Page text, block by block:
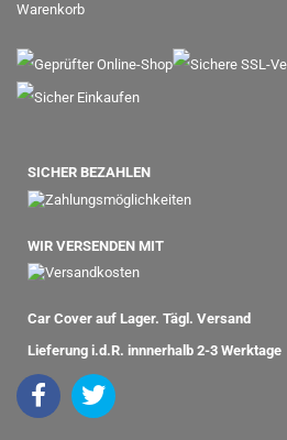
Warenkorb
SICHER BEZAHLEN
WIR VERSENDEN MIT
Car Cover auf Lager. Tägl. Versand
Lieferung i.d.R. innnerhalb 2-3 Werktage